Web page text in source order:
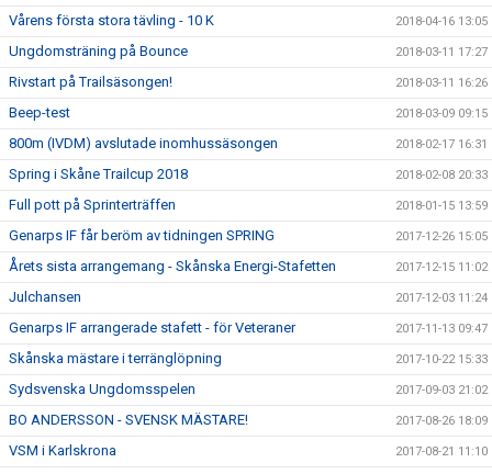
Vårens första stora tävling - 10 K 2018-04-16 13:05
Ungdomsträning på Bounce 2018-03-11 17:27
Rivstart på Trailsäsongen! 2018-03-11 16:26
Beep-test 2018-03-09 09:15
800m (IVDM) avslutade inomhussäsongen 2018-02-17 16:31
Spring i Skåne Trailcup 2018 2018-02-08 20:33
Full pott på Sprinterträffen 2018-01-15 13:59
Genarps IF får beröm av tidningen SPRING 2017-12-26 15:05
Årets sista arrangemang - Skånska Energi-Stafetten 2017-12-15 11:02
Julchansen 2017-12-03 11:24
Genarps IF arrangerade stafett - för Veteraner 2017-11-13 09:47
Skånska mästare i terränglöpning 2017-10-22 15:33
Sydsvenska Ungdomsspelen 2017-09-03 21:02
BO ANDERSSON - SVENSK MÄSTARE! 2017-08-26 18:09
VSM i Karlskrona 2017-08-21 11:10